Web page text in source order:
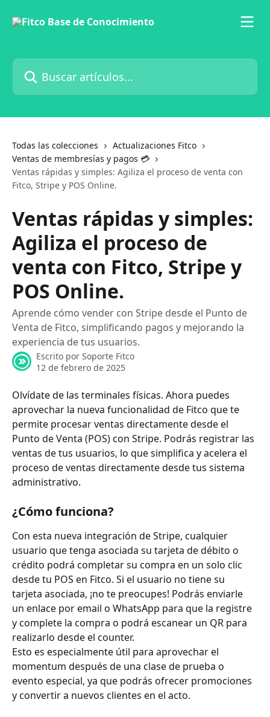
Buscar artículos...
Todas las colecciones
Actualizaciones Fitco
Ventas de membresías y pagos 💳
Ventas rápidas y simples: Agiliza el proceso de venta con
Fitco, Stripe y POS Online.
Ventas rápidas y simples:
Agiliza el proceso de
venta con Fitco, Stripe y
POS Online.
Aprende cómo vender con Stripe desde el Punto de
Venta de Fitco, simplificando pagos y mejorando la
experiencia de tus usuarios.
Escrito por Soporte Fitco
12 de febrero de 2025
Olvídate de las terminales físicas. Ahora puedes
aprovechar la nueva funcionalidad de Fitco que te
permite procesar ventas directamente desde el
Punto de Venta (POS) con Stripe. Podrás registrar las
ventas de tus usuarios, lo que simplifica y acelera el
proceso de ventas directamente desde tus sistema
administrativo.
¿Cómo funciona?
Con esta nueva integración de Stripe, cualquier
usuario que tenga asociada su tarjeta de débito o
crédito podrá completar su compra en un solo clic
desde tu POS en Fitco. Si el usuario no tiene su
tarjeta asociada, ¡no te preocupes! Podrás enviarle
un enlace por email o WhatsApp para que la registre
y complete la compra o podrá escanear un QR para
realizarlo desde el counter.
Esto es especialmente útil para aprovechar el
momentum después de una clase de prueba o
evento especial, ya que podrás ofrecer promociones
y convertir a nuevos clientes en el acto.